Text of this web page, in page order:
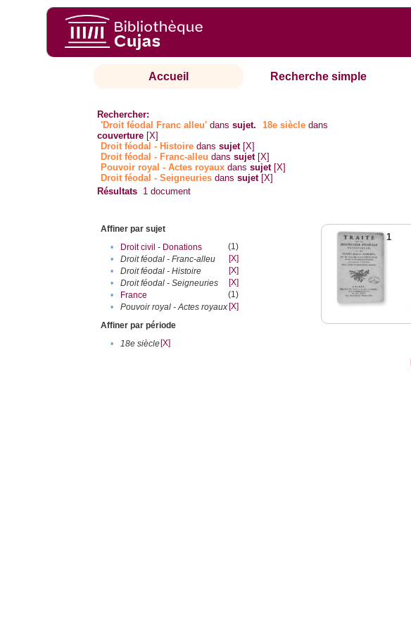
Accueil Recherche simple
Rechercher:
'Droit féodal Franc alleu' danssujet. 18e siècle dans
couverture [X]
Droit féodal - Histoire danssujet [X]
Droit féodal - Franc-alleu‎ danssujet [X]
Pouvoir royal - Actes royaux danssujet [X]
Droit féodal - Seigneuries danssujet [X]
Résultats 1 document
Affiner par sujet
•
Droit civil - Donations
(1)
•
Droit féodal - Franc-alleu‎
[X]
•
Droit féodal - Histoire
[X]
•
Droit féodal - Seigneuries
[X]
•
France
(1)
•
Pouvoir royal - Actes royaux [X]
Affiner par période
•
18e siècle[X]
1